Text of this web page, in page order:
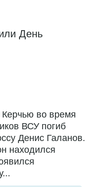
День
во время
ВСУ погиб
Денис Галанов.
находился